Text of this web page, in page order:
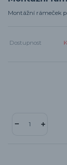
Montážní rámeček
Dostupnost